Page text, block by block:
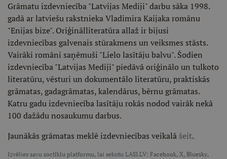
Grāmatu izdevniecība "Latvijas Mediji" darbu sāka 1998.
gadā ar latviešu rakstnieka Vladimira Kaijaka romānu
"Enijas bize". Oriģinālliteratūra allaž ir bijusi
izdevniecības galvenais stūrakmens un veiksmes stāsts.
Vairāki romāni saņēmuši "Lielo lasītāju balvu". Šodien
izdevniecība "Latvijas Mediji" piedāvā oriģinālo un tulkoto
literatūru, vēsturi un dokumentālo literatūru, praktiskās
grāmatas, gadagrāmatas, kalendārus, bērnu grāmatas.
Katru gadu izdevniecība lasītāju rokās nodod vairāk nekā
100 dažādu nosaukumu darbus.
Jaunākās grāmatas meklē izdevniecības veikalā šeit.
Izvēlies savu soctīklu platformu, lai sekotu LASI.LV: Facebook, X, Bluesky,